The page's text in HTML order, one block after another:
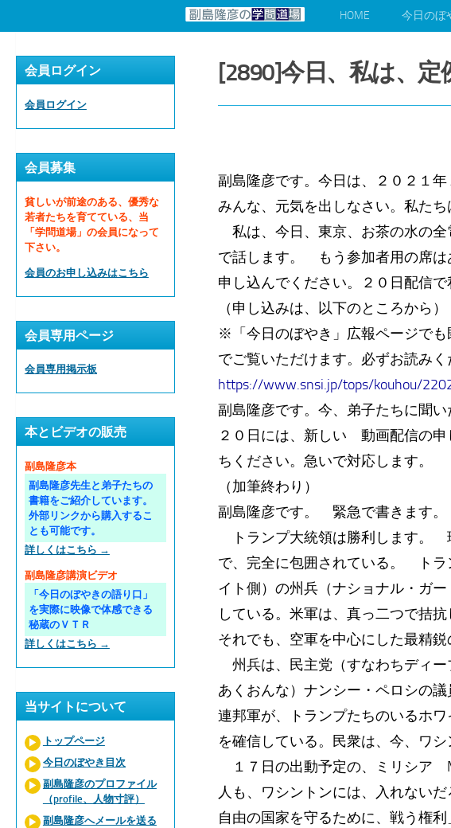
HOME 今日のぼ
[2890]今日、私は、定
副島隆彦です。今日は、２０２１
みんな、元気を出しなさい。私たち
私は、今日、東京、お茶の水の全
で話します。 もう参加者用の席
申し込んでください。２０日配信で
（申し込みは、以下のところから）
※「今日のぼやき」広報ページで
でご覧いただけます。必ずお読みく
https://www.snsi.jp/tops/kouhou/
副島隆彦です。今、弟子たちに聞
２０日には、新しい 動画配信の
ちください。急いで対応します。
（加筆終わり）
副島隆彦です。 緊急で書きます。
トランプ大統領は勝利します。
で、完全に包囲されている。 ト
イト側）の州兵（ナショナル・ガ
している。米軍は、真っ二つで拮
それでも、空軍を中心にした最精
州兵は、民主党（すなわちディー
あくおんな）ナンシー・ペロシの議
連邦軍が、トランプたちのいるホ
を確信している。民衆は、今、ワ
１７日の出動予定の、ミリシア
人も、ワシントンには、入れない
自由の国家を守るために、戦う権
会員ログイン
会員ログイン
会員募集
貧しいが前途のある、優秀な
若者たちを育てている、当
「学問道場」の会員になって
下さい。
会員のお申し込みはこちら
会員専用ページ
会員専用掲示板
本とビデオの販売
副島隆彦本
副島隆彦先生と弟子たちの
書籍をご紹介しています。
外部リンクから購入するこ
とも可能です。
詳しくはこちら →
副島隆彦講演ビデオ
「今日のぼやきの語り口」
を実際に映像で体感できる
秘蔵のＶＴＲ
詳しくはこちら →
当サイトについて
トップページ
今日のぼやき目次
副島隆彦のプロファイル
（profile、人物寸評）
副島隆彦へメールを送る